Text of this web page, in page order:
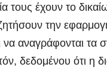
τους έχουν το
την
τα
δεδομένου ότι η